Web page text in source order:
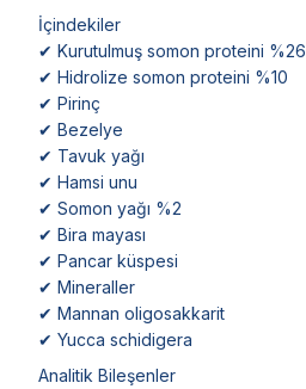
İçindekiler
✔ Kurutulmuş somon proteini %26
✔ Hidrolize somon proteini %10
✔ Pirinç
✔ Bezelye
✔ Tavuk yağı
✔ Hamsi unu
✔ Somon yağı %2
✔ Bira mayası
✔ Pancar küspesi
✔ Mineraller
✔ Mannan oligosakkarit
✔ Yucca schidigera
Analitik Bileşenler